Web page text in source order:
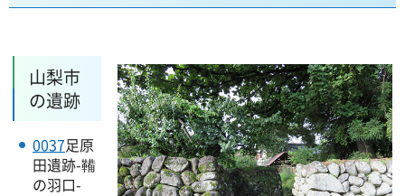
山梨市
の遺跡
0037足原
田遺跡-鞴
の羽口-